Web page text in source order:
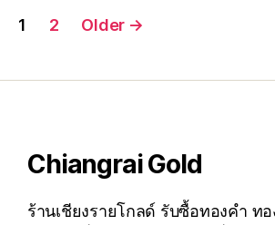
Posts
1 2 Older →
Chiangrai Gold
ร้านเชียงรายโกลด์ รับซื้อทองคำ ทอ